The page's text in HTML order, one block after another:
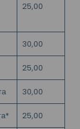
25,00
30,00
25,00
30,00
25,00